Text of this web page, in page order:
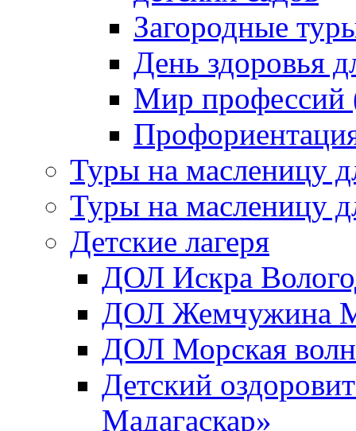
Загородные
День здоровья
Мир профессий
Туры на масленицу
Туры на масленицу
Детские лагеря
ДОЛ Искра
ДОЛ Жемчужина
ДОЛ Морская
Детский
Мадагаскар»